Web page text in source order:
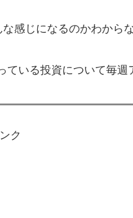
感じになるのかわから
ている投資について毎週
ク